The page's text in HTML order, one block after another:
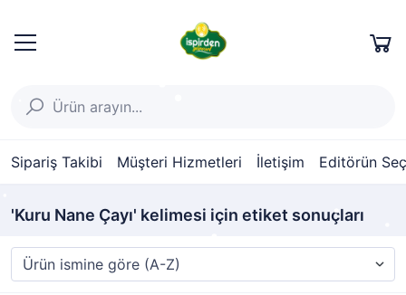
Sipariş Takibi Müşteri Hizmetleri İletişim Editörün
'Kuru Nane Çayı' kelimesi için etiket sonuçları